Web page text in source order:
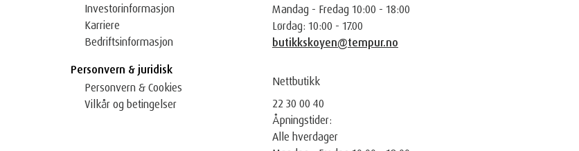
Mandag - Fredag 10:00 - 18:00
Lørdag: 10:00 - 17.00
butikkskoyen@tempur.no
Nettbutikk
22 30 00 40
Åpningstider:
Alle hverdager
Investorinformasjon
Karriere
Bedriftsinformasjon
Personvern & juridisk
Personvern & Cookies
Vilkår og betingelser